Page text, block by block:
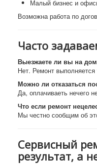
Малый бизнес и
Возможна работа по
Часто
Выезжаете ли вы на
Нет. Ремонт
Можно ли отказаться
Да, оплачиваеть нечего
Что если ремонт
Мы честно сообщим об
Сервисный
результат, а